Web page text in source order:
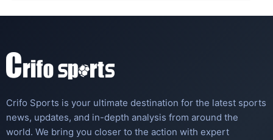
Crifo Sports is your ultimate destination for the latest sports
news, updates, and in-depth analysis from around the
world. We bring you closer to the action with expert